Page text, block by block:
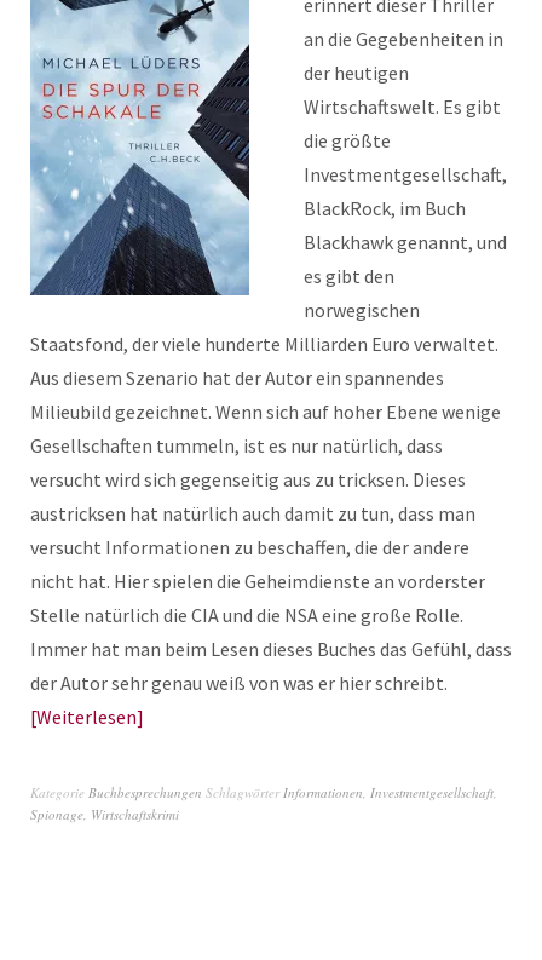
erinnert dieser Thriller
an die Gegebenheiten in
der heutigen
Wirtschaftswelt. Es gibt
die größte
Investmentgesellschaft,
BlackRock, im Buch
Blackhawk genannt, und
es gibt den
norwegischen
Staatsfond, der viele hunderte Milliarden Euro verwaltet.
Aus diesem Szenario hat der Autor ein spannendes
Milieubild gezeichnet. Wenn sich auf hoher Ebene wenige
Gesellschaften tummeln, ist es nur natürlich, dass
versucht wird sich gegenseitig aus zu tricksen. Dieses
austricksen hat natürlich auch damit zu tun, dass man
versucht Informationen zu beschaffen, die der andere
nicht hat. Hier spielen die Geheimdienste an vorderster
Stelle natürlich die CIA und die NSA eine große Rolle.
Immer hat man beim Lesen dieses Buches das Gefühl, dass
der Autor sehr genau weiß von was er hier schreibt.
Weiterlesen
Kategorie Buchbesprechungen SchlagwörterInformationen, Investmentgesellschaft,
Spionage, Wirtschaftskrimi